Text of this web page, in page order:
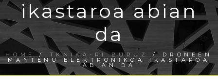
ikastaroa abian
da
HOME/ TKNIKA-RI BURUZ / DRONEEN
MANTENU ELEKTRONIKOA IKASTAROA
ABIAN DA